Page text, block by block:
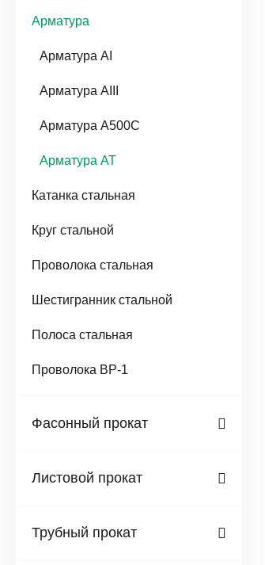
Арматура
Арматура AI
Арматура AIII
Арматура А500С
Арматура АТ
Катанка стальная
Круг стальной
Проволока стальная
Шестигранник стальной
Полоса стальная
Проволока ВР-1
Фасонный прокат
Листовой прокат
Трубный прокат